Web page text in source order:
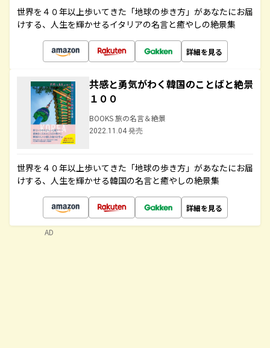
世界を４０年以上歩いてきた「地球の歩き方」があなたにお届
けする、人生を輝かせるイタリアの名言と癒やしの絶景集
詳細を見る
共感と勇気がわく韓国のことばと絶景
１００
BOOKS 旅の名言＆絶景
2022.11.04 発売
世界を４０年以上歩いてきた「地球の歩き方」があなたにお届
けする、人生を輝かせる韓国の名言と癒やしの絶景集
詳細を見る
AD